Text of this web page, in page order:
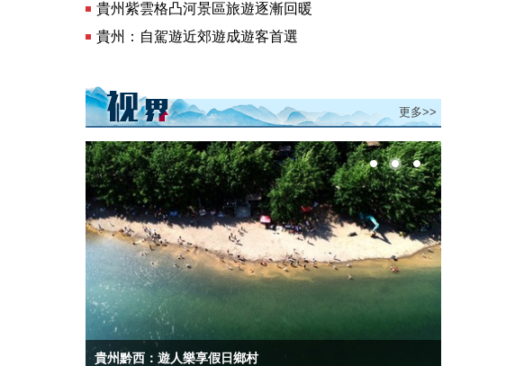
貴州紫雲格凸河景區旅遊逐漸回暖
貴州：自駕遊近郊遊成遊客首選
更多>>
貴州黔西：遊人樂享假日鄉村